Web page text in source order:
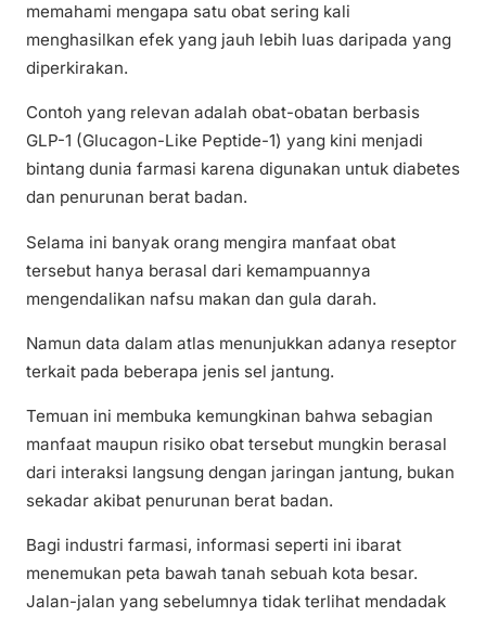
memahami mengapa satu obat sering kali
menghasilkan efek yang jauh lebih luas daripada yang
diperkirakan.
Contoh yang relevan adalah obat-obatan berbasis
GLP-1 (Glucagon-Like Peptide-1) yang kini menjadi
bintang dunia farmasi karena digunakan untuk diabetes
dan penurunan berat badan.
Selama ini banyak orang mengira manfaat obat
tersebut hanya berasal dari kemampuannya
mengendalikan nafsu makan dan gula darah.
Namun data dalam atlas menunjukkan adanya reseptor
terkait pada beberapa jenis sel jantung.
Temuan ini membuka kemungkinan bahwa sebagian
manfaat maupun risiko obat tersebut mungkin berasal
dari interaksi langsung dengan jaringan jantung, bukan
sekadar akibat penurunan berat badan.
Bagi industri farmasi, informasi seperti ini ibarat
menemukan peta bawah tanah sebuah kota besar.
Jalan-jalan yang sebelumnya tidak terlihat mendadak